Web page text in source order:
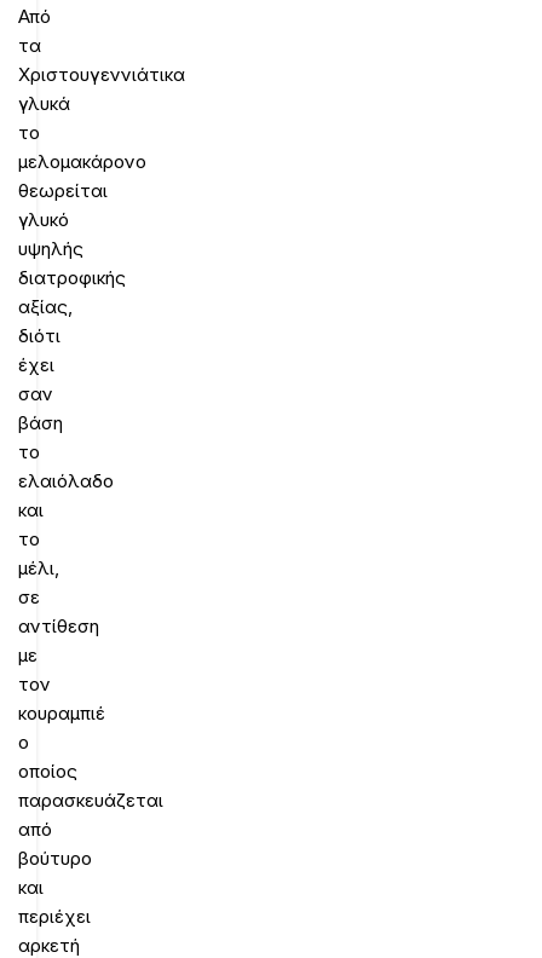
Από
τα
Χριστουγεννιάτικα
γλυκά
το
μελομακάρονο
θεωρείται
γλυκό
υψηλής
διατροφικής
αξίας,
διότι
έχει
σαν
βάση
το
ελαιόλαδο
και
το
μέλι,
σε
αντίθεση
με
τον
κουραμπιέ
ο
οποίος
παρασκευάζεται
από
βούτυρο
και
περιέχει
αρκετή